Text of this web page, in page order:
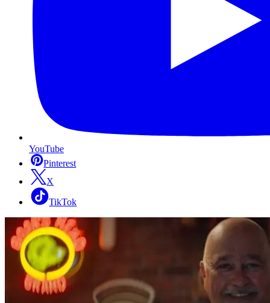
YouTube
Pinterest
X
TikTok